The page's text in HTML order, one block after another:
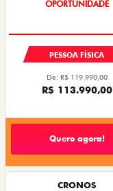
PESSOA FÍSICA
De: R$ 119.990,00
R$ 113.990,00
Quero agora!
CRONOS